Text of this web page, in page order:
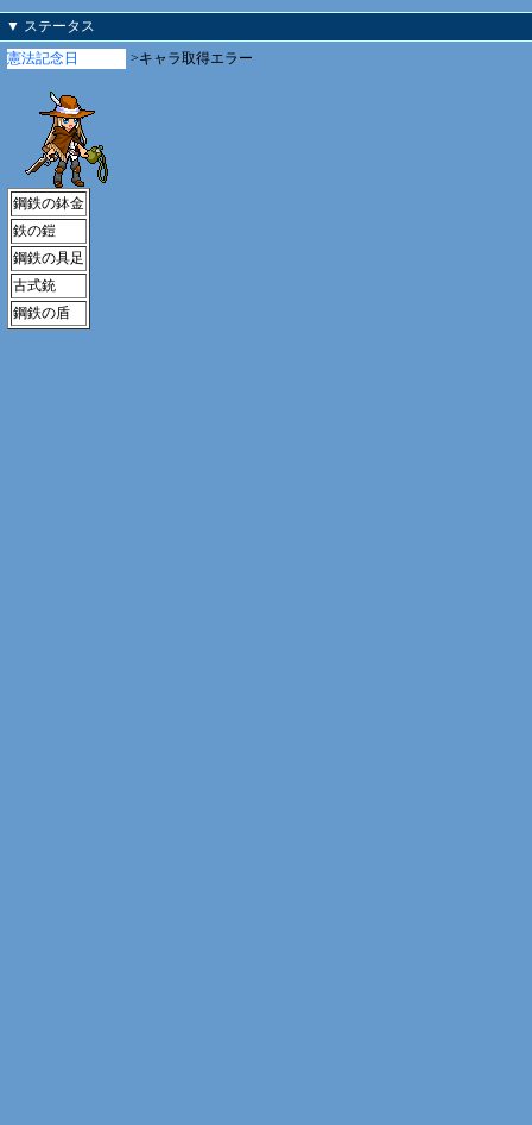
▼ ステータス
憲法記念日
鋼鉄の鉢金
鉄の鎧
鋼鉄の具足
古式銃
鋼鉄の盾
>キャラ取得エラー